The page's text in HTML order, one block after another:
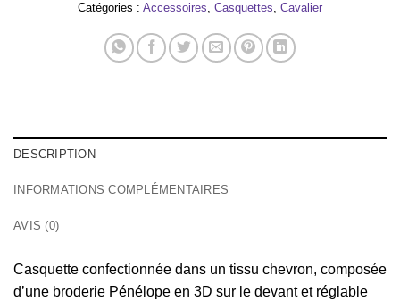
Catégories : Accessoires, Casquettes, Cavalier
DESCRIPTION
INFORMATIONS COMPLÉMENTAIRES
AVIS (0)
Casquette confectionnée dans un tissu chevron, composée
d’une broderie Pénélope en 3D sur le devant et réglable